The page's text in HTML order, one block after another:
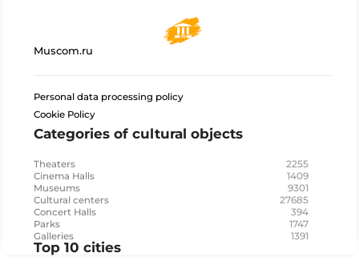
Muscom.ru
Personal data processing policy
Cookie Policy
Categories of cultural objects
Theaters 2255
Cinema Halls 1409
Museums 9301
Cultural centers 27685
Concert Halls 394
Parks 1747
Galleries 1391
Top 10 cities